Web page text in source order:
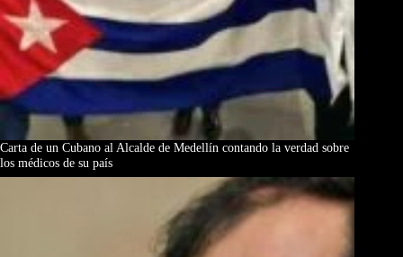
Carta de un Cubano al Alcalde de Medellín contando la verdad sobre
los médicos de su país